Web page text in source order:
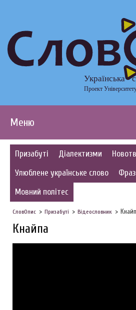
Українська -
Проект
Меню
Призабуті Діалектизми
Улюблене українське слово
Мовний політес
СловОпис Призабуті Відеословник
Кнайпа